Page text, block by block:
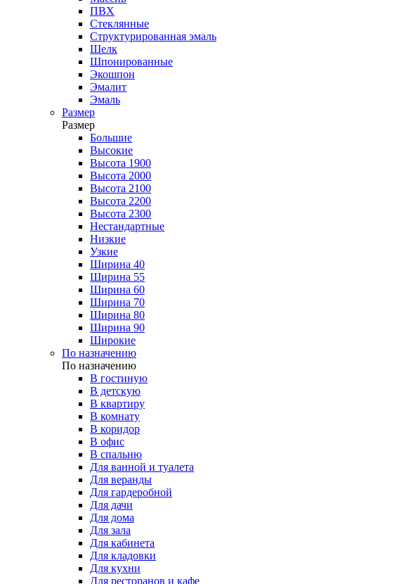
ПВХ
Стеклянные
Структурированная эмаль
Шелк
Шпонированные
Экошпон
Эмалит
Эмаль
Размер
Размер
Большие
Высокие
Высота 1900
Высота 2000
Высота 2100
Высота 2200
Высота 2300
Нестандартные
Низкие
Узкие
Ширина 40
Ширина 55
Ширина 60
Ширина 70
Ширина 80
Ширина 90
Широкие
По назначению
По назначению
В гостиную
В детскую
В квартиру
В комнату
В коридор
В офис
В спальню
Для ванной и туалета
Для веранды
Для гардеробной
Для дачи
Для дома
Для зала
Для кабинета
Для кладовки
Для кухни
Для ресторанов и кафе